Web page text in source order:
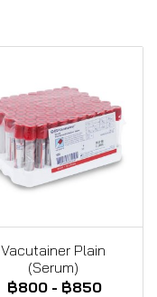
Vacutainer Plain
(Serum)
฿800 - ฿850